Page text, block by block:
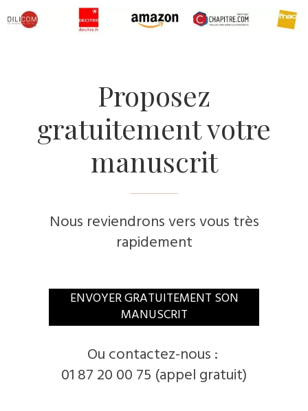
​Proposez
gratuitement votre
manuscrit
Nous reviendrons vers vous très
rapidement
​ENVOYER GRATUITEMENT SON
MANUSCRIT
​Ou contactez-nous :
01 87 20 00 75 (appel gratuit)